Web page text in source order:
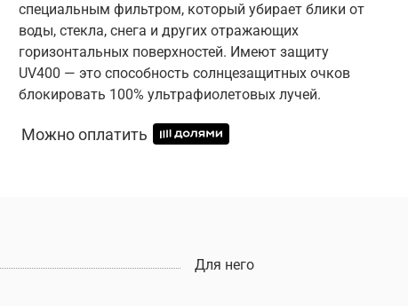
специальным фильтром, который убирает блики от
воды, стекла, снега и других отражающих
горизонтальных поверхностей. Имеют защиту
UV400 — это способность солнцезащитных очков
блокировать 100% ультрафиолетовых лучей.
Можно оплатить
Для него